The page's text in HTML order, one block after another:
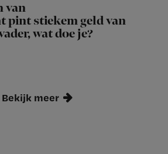
van
pint stiekem geld van
wat doe je?
Bekijk meer